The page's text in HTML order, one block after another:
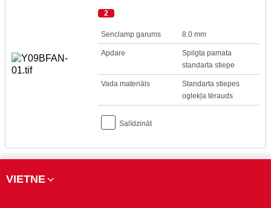
2
Senclamp garums 8.0 mm
Apdare
Spilgta pamata
standarta stiepe
Vada materiāls
Standarta stiepes
oglekļa tērauds
Salīdzināt
VIETNE